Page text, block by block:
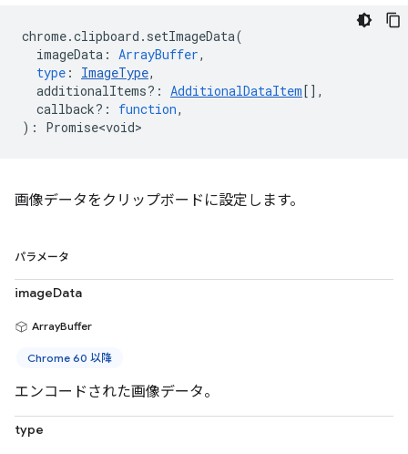
chrome.clipboard . setImageData(
imageData : ArrayBuffer,
type : ImageType,
additionalItems? : AdditionalDataItem[],
callback? : function,
) : Promise<void>
画像データをクリップボードに設定します。
パラメータ
imageData
ArrayBuffer
Chrome 60 以降
エンコードされた画像データ。
type